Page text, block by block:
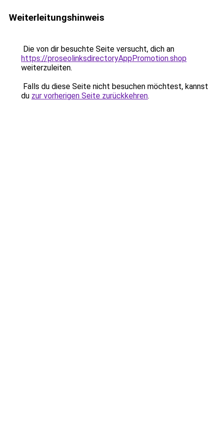
Weiterleitungshinweis
Die von dir besuchte Seite versucht, dich an
https://proseolinksdirectoryAppPromotion.shop
weiterzuleiten.
Falls du diese Seite nicht besuchen möchtest, kannst
du zur vorherigen Seite zurückkehren.